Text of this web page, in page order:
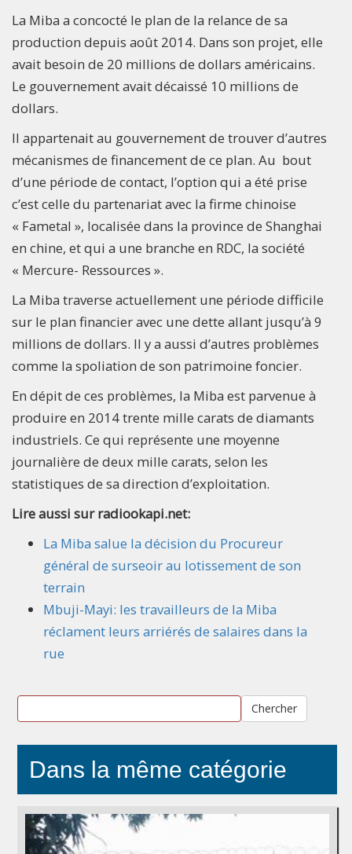
La Miba a concocté le plan de la relance de sa
production depuis août 2014. Dans son projet, elle
avait besoin de 20 millions de dollars américains.
Le gouvernement avait décaissé 10 millions de
dollars.
Il appartenait au gouvernement de trouver d’autres
mécanismes de financement de ce plan. Au bout
d’une période de contact, l’option qui a été prise
c’est celle du partenariat avec la firme chinoise
« Fametal », localisée dans la province de Shanghai
en chine, et qui a une branche en RDC, la société
« Mercure- Ressources ».
La Miba traverse actuellement une période difficile
sur le plan financier avec une dette allant jusqu’à 9
millions de dollars. Il y a aussi d’autres problèmes
comme la spoliation de son patrimoine foncier.
En dépit de ces problèmes, la Miba est parvenue à
produire en 2014 trente mille carats de diamants
industriels. Ce qui représente une moyenne
journalière de deux mille carats, selon les
statistiques de sa direction d’exploitation.
Lire aussi sur radiookapi.net:
La Miba salue la décision du Procureur
général de surseoir au lotissement de son
terrain
Mbuji-Mayi: les travailleurs de la Miba
réclament leurs arriérés de salaires dans la
rue
Chercher
Dans la même catégorie